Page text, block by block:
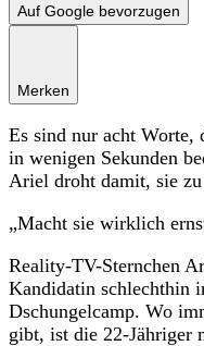
Auf Google bevorzugen
Merken
Es sind nur acht Worte,
in wenigen Sekunden
Ariel droht damit, sie zu
„Macht sie wirklich
Reality-TV-Sternchen
Kandidatin schlechthin
Dschungelcamp. Wo
gibt, ist die 22-Jähriger